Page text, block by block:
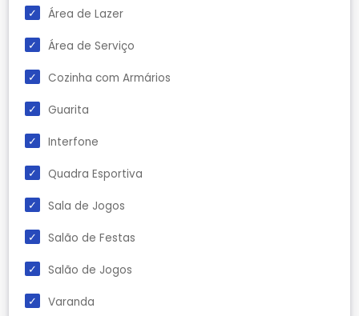
Área de Lazer
Área de Serviço
Cozinha com Armários
Guarita
Interfone
Quadra Esportiva
Sala de Jogos
Salão de Festas
Salão de Jogos
Varanda